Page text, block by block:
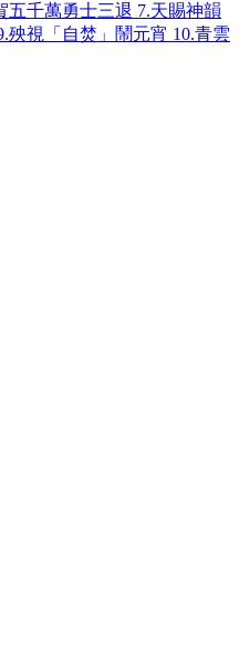
五千萬勇士三退 7.天賜神韻
殃視「自焚」鬧元宵 10.青雲